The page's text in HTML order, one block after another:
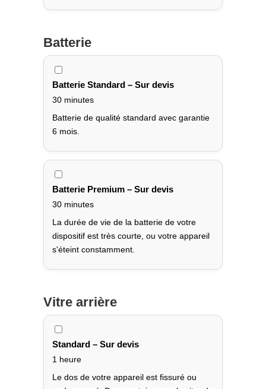
Batterie
Batterie Standard – Sur devis
30 minutes
Batterie de qualité standard avec garantie
6 mois.
Batterie Premium – Sur devis
30 minutes
La durée de vie de la batterie de votre
dispositif est très courte, ou votre appareil
s'éteint constamment.
Vitre arrière
Standard – Sur devis
1 heure
Le dos de votre appareil est fissuré ou